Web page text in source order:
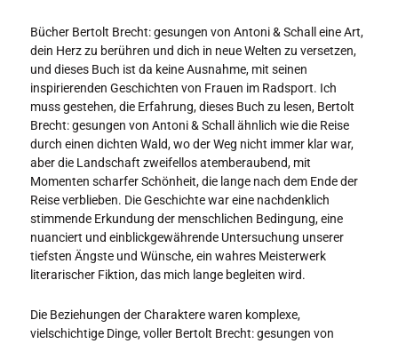
Bücher Bertolt Brecht: gesungen von Antoni & Schall eine Art,
dein Herz zu berühren und dich in neue Welten zu versetzen,
und dieses Buch ist da keine Ausnahme, mit seinen
inspirierenden Geschichten von Frauen im Radsport. Ich
muss gestehen, die Erfahrung, dieses Buch zu lesen, Bertolt
Brecht: gesungen von Antoni & Schall ähnlich wie die Reise
durch einen dichten Wald, wo der Weg nicht immer klar war,
aber die Landschaft zweifellos atemberaubend, mit
Momenten scharfer Schönheit, die lange nach dem Ende der
Reise verblieben. Die Geschichte war eine nachdenklich
stimmende Erkundung der menschlichen Bedingung, eine
nuanciert und einblickgewährende Untersuchung unserer
tiefsten Ängste und Wünsche, ein wahres Meisterwerk
literarischer Fiktion, das mich lange begleiten wird.
Die Beziehungen der Charaktere waren komplexe,
vielschichtige Dinge, voller Bertolt Brecht: gesungen von